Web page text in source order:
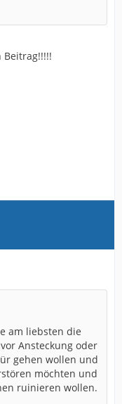
am liebsten die
Ansteckung oder
gehen wollen und
möchten und
ruinieren wollen.